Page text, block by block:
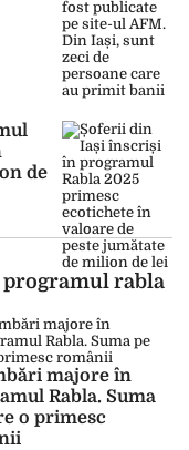
de
rabla
majore în
Rabla. Suma
o primesc